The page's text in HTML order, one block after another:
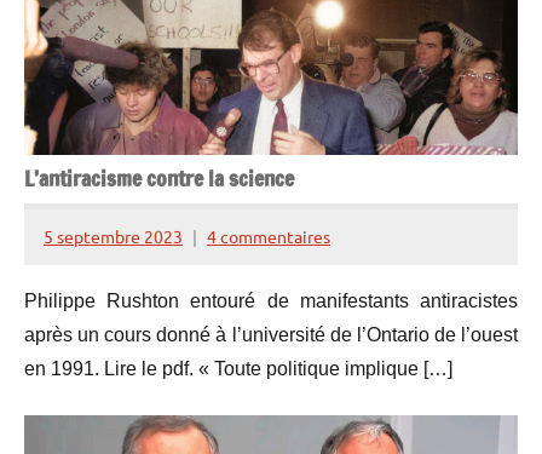
L’antiracisme contre la science
5 septembre 2023
Henry
Lesquen
4 commentaires
Philippe Rushton entouré de manifestants antiracistes
après un cours donné à l’université de l’Ontario de l’ouest
en 1991. Lire le pdf. « Toute politique implique […]